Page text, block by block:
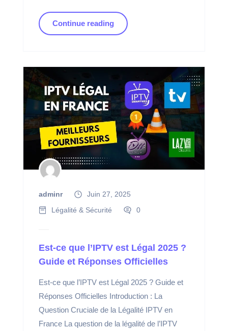
Continue reading
adminr
Juin 27, 2025
Légalité & Sécurité
0
Est-ce que l’IPTV est Légal 2025 ?
Guide et Réponses Officielles
Est-ce que l’IPTV est Légal 2025 ? Guide et
Réponses Officielles Introduction : La
Question Cruciale de la Légalité IPTV en
France La question de la légalité de l’IPTV